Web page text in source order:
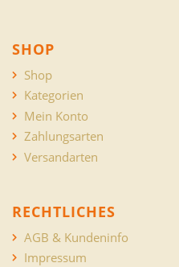
SHOP
Shop
Kategorien
Mein Konto
Zahlungsarten
Versandarten
RECHTLICHES
AGB & Kundeninfo
Impressum